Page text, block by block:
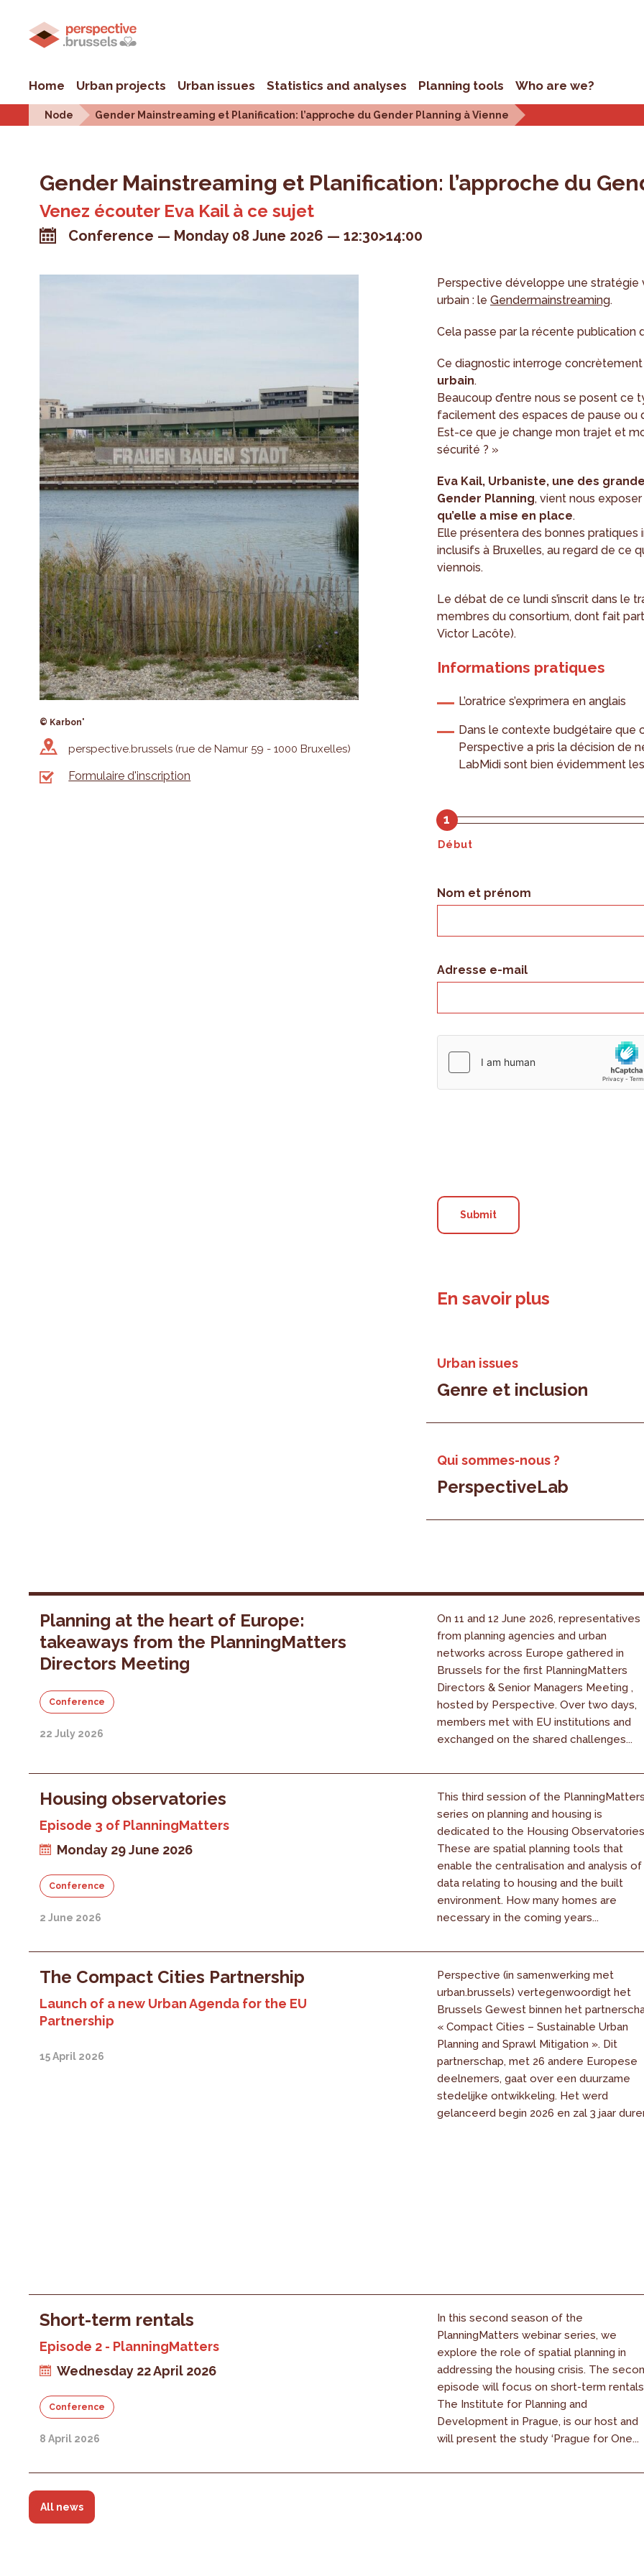
Home Urban projects Urban issues Statistics and analyses Planning tools Who are we?
Node Gender Mainstreaming et Planification: l’approche du Gender Planning à Vienne
Gender Mainstreaming et Planification: l’approche du
Venez écouter Eva Kail à ce sujet
Conference Monday 08 June 2026 12:30>14:00
© Karbon'
perspective.brussels (rue de Namur 59 - 1000 Bruxelles)
Formulaire d'inscription
Perspective développe une stratégie
urbain : leGendermainstreaming.
Cela passe par la récente publication
Ce diagnostic interroge
urbain.
Beaucoup d’entre nous se posent ce
facilement des espaces de pause ou
Est-ce que je change mon trajet et
sécurité ? »
Eva Kail, Urbaniste, une des
Gender Planning, vient nous
qu’elle a mise en place.
Elle présentera des bonnes
inclusifs à Bruxelles, au regard de ce
viennois.
Le débat de ce lundi s’inscrit dans le
membres du consortium, dont fait
Victor Lacôte).
Informations pratiques
L’oratrice s’exprimera en anglais
Dans le contexte budgétaire que
Perspective a pris la décision de
LabMidi sont bien évidemment
1
Début
Nom et prénom
Adresse e-mail
En savoir plus
Urban issues
Genre et inclusion
Qui sommes-nous ?
PerspectiveLab
Planning at the heart of Europe:
takeaways from the PlanningMatters
Directors Meeting
Conference
22 July 2026
On 11 and 12 June 2026, representatives
from planning agencies and urban
networks across Europe gathered in
Brussels for the first PlanningMatters
Directors & Senior Managers Meeting ,
hosted by Perspective. Over two days,
members met with EU institutions and
exchanged on the shared challenges...
Housing observatories
Episode 3 of PlanningMatters
Monday 29 June 2026
Conference
2 June 2026
This third session of the
series on planning and housing is
dedicated to the Housing
These are spatial planning tools that
enable the centralisation and analysis of
data relating to housing and the built
environment. How many homes are
necessary in the coming years...
The Compact Cities Partnership
Launch of a new Urban Agenda for the EU
Partnership
15 April 2026
Perspective (in samenwerking met
urban.brussels) vertegenwoordigt het
Brussels Gewest binnen het
« Compact Cities – Sustainable Urban
Planning and Sprawl Mitigation ». Dit
partnerschap, met 26 andere Europese
deelnemers, gaat over een duurzame
stedelijke ontwikkeling. Het werd
gelanceerd begin 2026 en zal 3 jaar
Short-term rentals
Episode 2 - PlanningMatters
Wednesday 22 April 2026
Conference
8 April 2026
In this second season of the
PlanningMatters webinar series, we
explore the role of spatial planning in
addressing the housing crisis. The
episode will focus on short-term
The Institute for Planning and
Development in Prague, is our host and
will present the study ‘Prague for One...
All news